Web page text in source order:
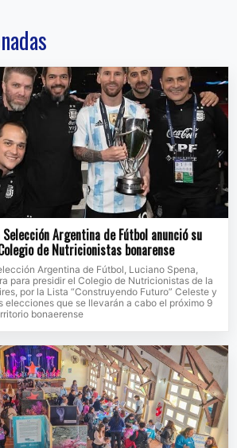
Argentina de Fútbol anunció su
de Nutricionistas bonarense
Argentina de Fútbol, Luciano Spena,
para presidir el Colegio de Nutricionistas de la
por la Lista “Construyendo Futuro” Celeste y
elecciones que se llevarán a cabo el próximo 9
bonaerense